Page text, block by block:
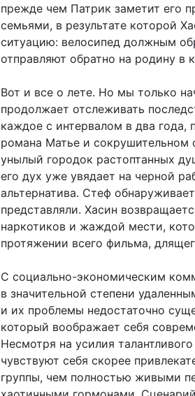
прежде чем Патрик заметит его
семьями, в результате которой
ситуацию: велосипед должным
отправляют обратно на родину в
Вот и все о лете. Но мы только
продолжает отслеживать
каждое с интервалом в два
романа Матье и сокрушительном
унылый городок растоптанных
его дух уже увядает на черной
альтернатива. Стеф
представляли. Хасин
наркотиков и жаждой мести,
протяжении всего фильма,
С социально-экономическим
в значительной степени
и их проблемы недостаточно
который воображает себя
Несмотря на усилия
чувствуют себя скорее
группы, чем полностью живыми